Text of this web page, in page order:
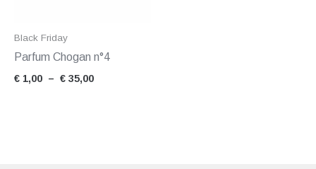
Black Friday
Parfum Chogan n°4
€ 1,00 – € 35,00